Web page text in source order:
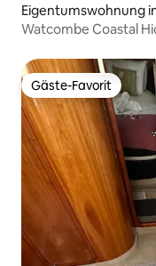
Eigentumswohnung
Watcombe Coastal
Gäste-Favorit
Gäste-Favorit